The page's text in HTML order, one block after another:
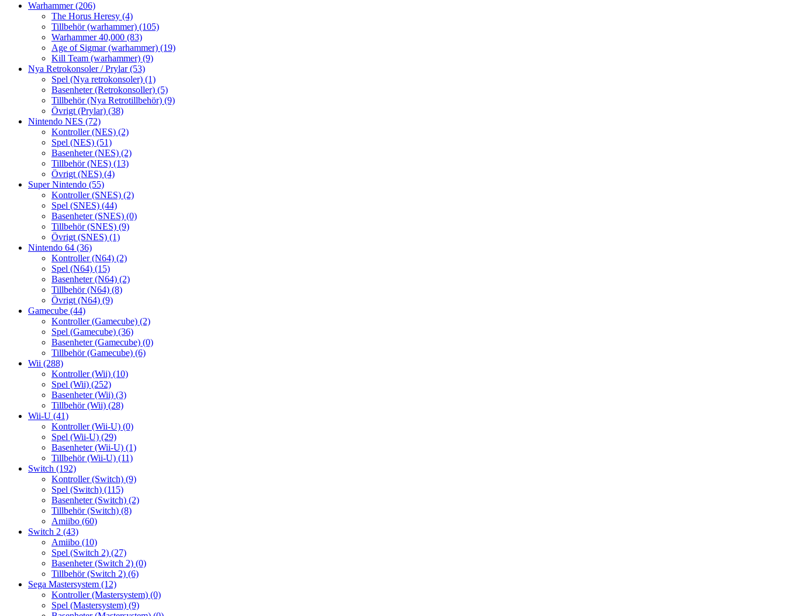
Warhammer(206)
The Horus Heresy (4)
Tillbehör (warhammer) (105)
Warhammer 40,000 (83)
Age of Sigmar (warhammer) (19)
Kill Team (warhammer) (9)
Nya Retrokonsoler / Prylar(53)
Spel (Nya retrokonsoler) (1)
Basenheter (Retrokonsoller) (5)
Tillbehör (Nya Retrotillbehör) (9)
Övrigt (Prylar) (38)
Nintendo NES (72)
Kontroller (NES) (2)
Spel (NES) (51)
Basenheter (NES) (2)
Tillbehör (NES) (13)
Övrigt (NES) (4)
Super Nintendo (55)
Kontroller (SNES) (2)
Spel (SNES) (44)
Basenheter (SNES) (0)
Tillbehör (SNES) (9)
Övrigt (SNES) (1)
Nintendo 64 (36)
Kontroller (N64) (2)
Spel (N64) (15)
Basenheter (N64) (2)
Tillbehör (N64) (8)
Övrigt (N64) (9)
Gamecube (44)
Kontroller (Gamecube) (2)
Spel (Gamecube) (36)
Basenheter (Gamecube) (0)
Tillbehör (Gamecube) (6)
Wii (288)
Kontroller (Wii) (10)
Spel (Wii) (252)
Basenheter (Wii) (3)
Tillbehör (Wii) (28)
Wii-U (41)
Kontroller (Wii-U) (0)
Spel (Wii-U) (29)
Basenheter (Wii-U) (1)
Tillbehör (Wii-U) (11)
Switch (192)
Kontroller (Switch) (9)
Spel (Switch) (115)
Basenheter (Switch) (2)
Tillbehör (Switch) (8)
Amiibo (60)
Switch 2 (43)
Amiibo (10)
Spel (Switch 2) (27)
Basenheter (Switch 2) (0)
Tillbehör (Switch 2) (6)
Sega Mastersystem (12)
Kontroller (Mastersystem) (0)
Spel (Mastersystem) (9)